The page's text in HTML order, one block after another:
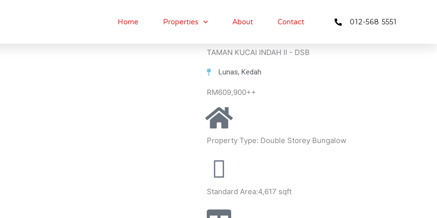
Home Properties About Contact 012-568 5551
TAMAN KUCAI INDAH II - DSB
Lunas, Kedah
RM609,900++
Property Type: Double Storey Bungalow
Standard Area:4,617 sqft